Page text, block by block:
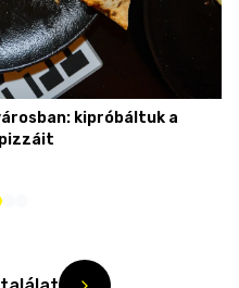
kipróbáltuk a